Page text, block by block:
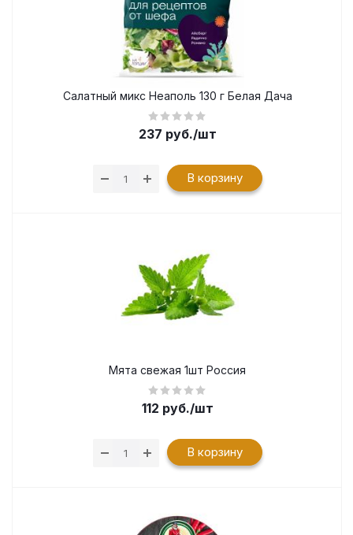
Салатный микс Неаполь 130 г Белая Дача
237 руб./шт
В корзину
Мята свежая 1шт Россия
112 руб./шт
В корзину